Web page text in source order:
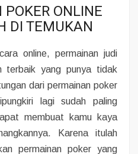
POKER ONLINE
DI TEMUKAN
online, permainan judi
terbaik yang punya tidak
dari permainan poker
lagi sudah paling
membuat kamu kaya
Karena itulah
permainan poker yang